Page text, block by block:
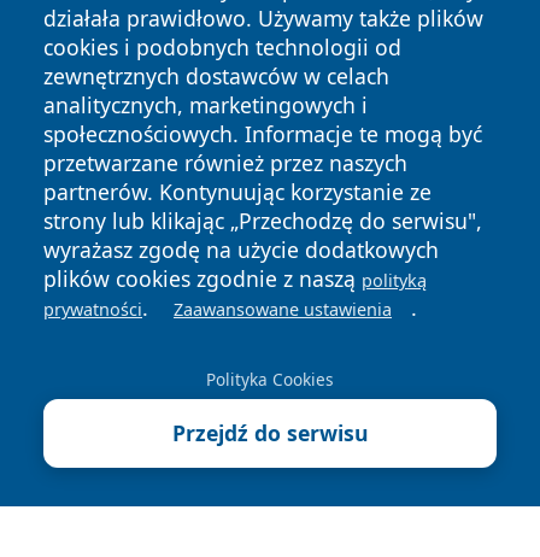
działała prawidłowo. Używamy także plików
cookies i podobnych technologii od
zewnętrznych dostawców w celach
analitycznych, marketingowych i
społecznościowych. Informacje te mogą być
przetwarzane również przez naszych
partnerów. Kontynuując korzystanie ze
strony lub klikając „Przechodzę do serwisu",
wyrażasz zgodę na użycie dodatkowych
plików cookies zgodnie z naszą polityką
prywatności. Zaawansowane ustawienia .
Polityka Cookies
Przejdź do serwisu
Copyright © 2026 irybnik.pl Wszystkie prawa zastrzeżone.
News Autorzy
Polityka
Prywatności
Polityka
Cookies